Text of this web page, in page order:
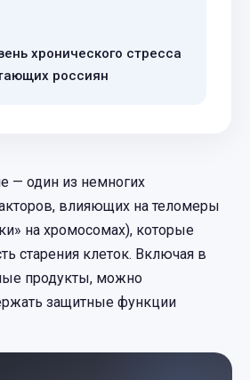
хронического стресса
россиян
— один из немногих
влияющих на теломеры
на хромосомах), которые
старения клеток. Включая в
продукты, можно
защитные функции